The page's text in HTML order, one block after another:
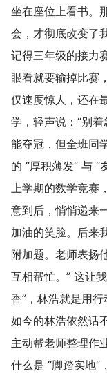
坐在座位上看书。
会，才彻底改变了
记得三年级的接力
眼看就要输掉比赛
仅速度惊人，还在
学，轻声说：“别
能夺冠，但全班同
的 “厚积薄发” 与 “
上学期的数学竞赛
意到后，悄悄递来
加油的笑脸。后来
附加题。老师表扬
互相帮忙。” 这让
香”，林浩就是用行
如今的林浩依然话
主动帮老师整理作
什么是 “脚踏实地”